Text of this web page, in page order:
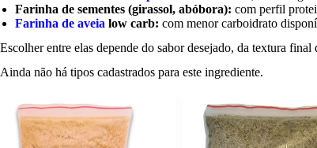
Farinha de sementes (girassol, abóbora): com perfil
Farinha de aveia low carb: com menor carboidrato
Escolher entre elas depende do sabor desejado, da textura
Ainda não há tipos cadastrados para este ingrediente.